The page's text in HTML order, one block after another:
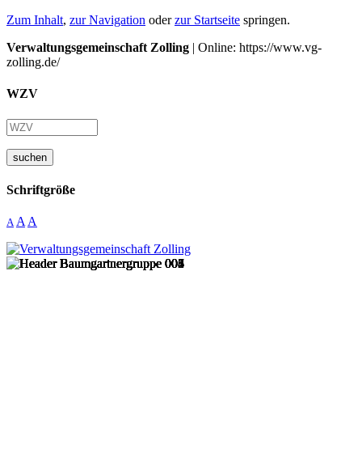
Zum Inhalt, zur Navigation oderzur Startseite springen.
Verwaltungsgemeinschaft Zolling | Online: https://www.vg-
zolling.de/
WZV
suchen
Schriftgröße
A A A